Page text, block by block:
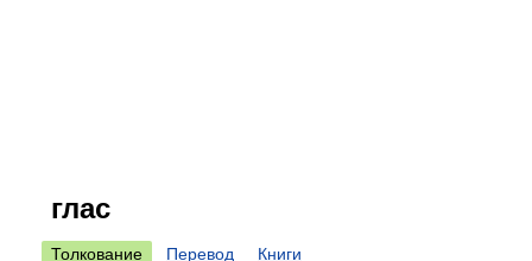
глас
Толкование Перевод Книги